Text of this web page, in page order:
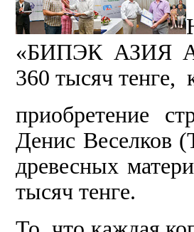
«БИПЭК АЗИЯ
360 тысяч тенге,
приобретение
Денис Веселков
древесных
тысяч тенге.